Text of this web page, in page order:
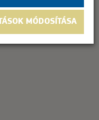
MÓDOSÍTÁSA